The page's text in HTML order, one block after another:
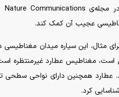
عجیب آن کمک کند.
برای مثال، این سیاره میدان
است، مغناطیس عطارد غیرمنتظره
عطارد همچنین دارای نواحی سطحی
کرد.